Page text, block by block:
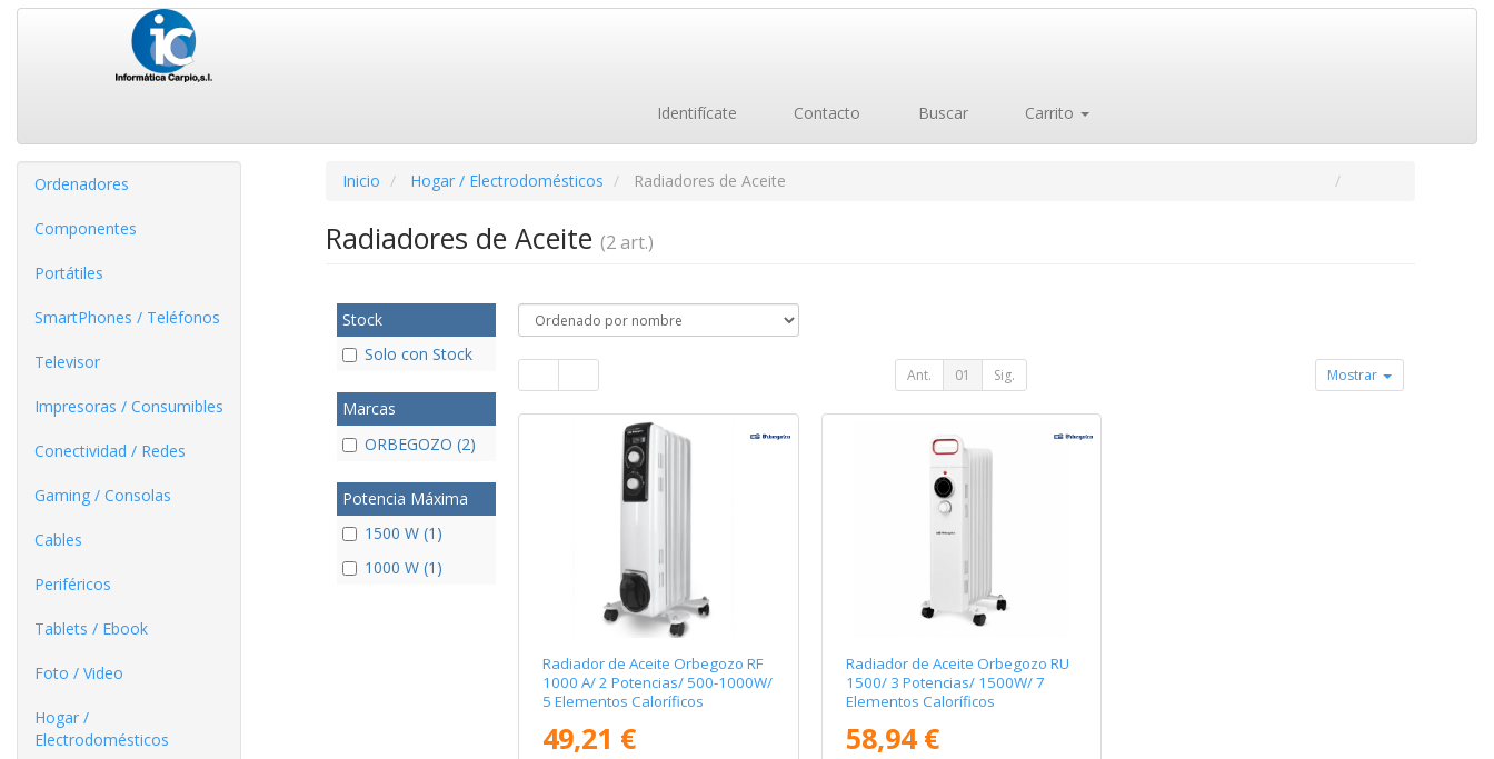
Identifícate Contacto Buscar Carrito
Ordenadores
Componentes
Portátiles
SmartPhones / Teléfonos
Televisor
Impresoras / Consumibles
Conectividad / Redes
Gaming / Consolas
Cables
Periféricos
Tablets / Ebook
Foto / Video
Hogar /
Electrodomésticos
Inicio Hogar / Electrodomésticos Radiadores de Aceite
Radiadores de Aceite (2 art.)
Stock
Solo con Stock
Marcas
ORBEGOZO (2)
Potencia Máxima
1500 W (1)
1000 W (1)
Ant. 01 Sig. Mostrar
Radiador de Aceite Orbegozo RF
1000 A/ 2 Potencias/ 500-1000W/
5 Elementos Caloríficos
49,21 €
Radiador de Aceite Orbegozo RU
1500/ 3 Potencias/ 1500W/ 7
Elementos Caloríficos
58,94 €